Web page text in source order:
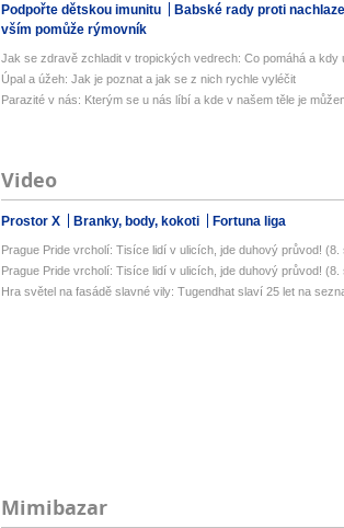
Podpořte dětskou imunitu
Babské rady proti
vším pomůže rýmovník
Jak se zdravě zchladit v tropických vedrech: Co pomáhá a kdy
Úpal a úžeh: Jak je poznat a jak se z nich rychle vyléčit
Parazité v nás: Kterým se u nás líbí a kde v našem těle je
Video
Prostor X Branky, body, kokoti Fortuna liga
Prague Pride vrcholí: Tisíce lidí v ulicích, jde duhový průvod! (8.
Prague Pride vrcholí: Tisíce lidí v ulicích, jde duhový průvod! (8.
Hra světel na fasádě slavné vily: Tugendhat slaví 25 let na
Mimibazar